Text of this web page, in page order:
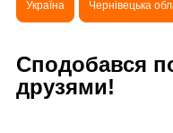
Україна Чернівецька
Сподобався
друзями!